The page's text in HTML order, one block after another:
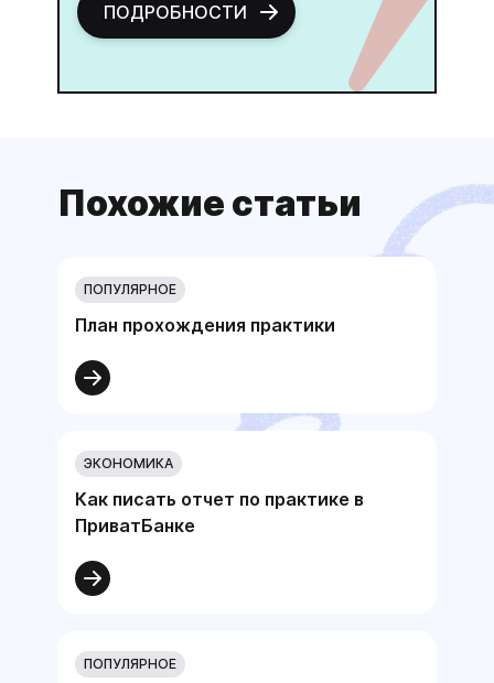
ПОДРОБНОСТИ
Похожие статьи
ПОПУЛЯРНОЕ
План прохождения практики
ЭКОНОМИКА
Как писать отчет по практике в
ПриватБанке
ПОПУЛЯРНОЕ